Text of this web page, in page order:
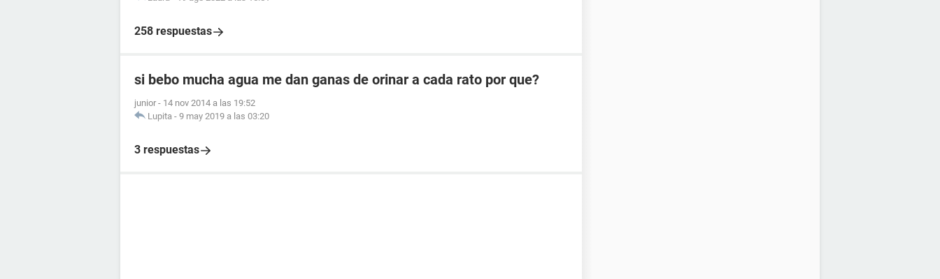
258 respuestas
si bebo mucha agua me dan ganas de orinar a cada rato por que?
junior - 14 nov 2014 a las 19:52
Lupita - 9 may 2019 a las 03:20
3 respuestas